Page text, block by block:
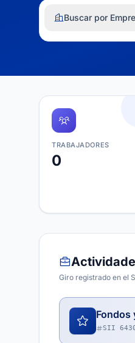
Buscar por
TRABAJADORES
0
Giro registrado en el
Fondos
SII